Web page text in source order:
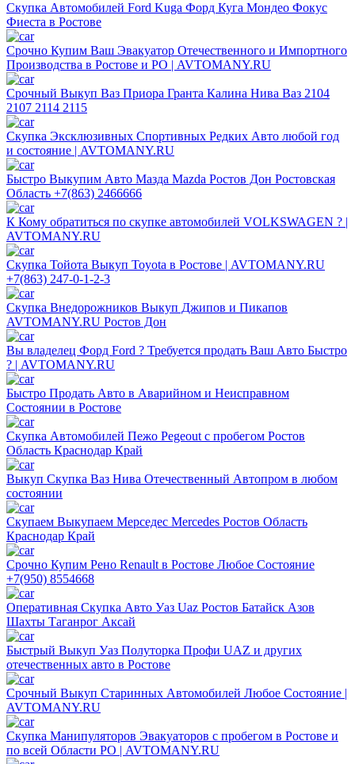
Скупка Автомобилей Ford Kuga Форд Куга Мондео Фокус
Фиеста в Ростове
Срочно Купим Ваш Эвакуатор Отечественного и Импортного
Производства в Ростове и РО | AVTOMANY.RU
Срочный Выкуп Ваз Приора Гранта Калина Нива Ваз 2104
2107 2114 2115
Скупка Эксклюзивных Спортивных Редких Авто любой год
и состояние | AVTOMANY.RU
Быстро Выкупим Авто Мазда Mazda Ростов Дон Ростовская
Область +7(863) 2466666
К Кому обратиться по скупке автомобилей VOLKSWAGEN ? |
AVTOMANY.RU
Скупка Тойота Выкуп Toyota в Ростове | AVTOMANY.RU
+7(863) 247-0-1-2-3
Скупка Внедорожников Выкуп Джипов и Пикапов
AVTOMANY.RU Ростов Дон
Вы владелец Форд Ford ? Требуется продать Ваш Авто Быстро
? | AVTOMANY.RU
Быстро Продать Авто в Аварийном и Неисправном
Состоянии в Ростове
Скупка Автомобилей Пежо Pegeout с пробегом Ростов
Область Краснодар Край
Выкуп Скупка Ваз Нива Отечественный Автопром в любом
состоянии
Скупаем Выкупаем Мерседес Mercedes Ростов Область
Краснодар Край
Срочно Купим Рено Renault в Ростове Любое Состояние
+7(950) 8554668
Оперативная Скупка Авто Уаз Uaz Ростов Батайск Азов
Шахты Таганрог Аксай
Быстрый Выкуп Уаз Полуторка Профи UAZ и других
отечественных авто в Ростове
Срочный Выкуп Старинных Автомобилей Любое Состояние |
AVTOMANY.RU
Скупка Манипуляторов Эвакуаторов с пробегом в Ростове и
по всей Области РО | AVTOMANY.RU